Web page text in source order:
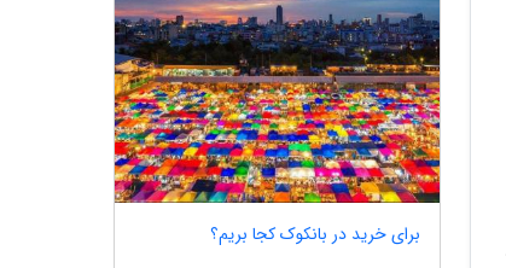
برای خرید در بانکوک کجا بریم؟